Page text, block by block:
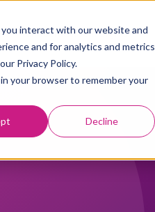
interact with our website and
and for analytics and metrics
Privacy Policy.
your browser to remember your
Decline
Kundberättelser Insights